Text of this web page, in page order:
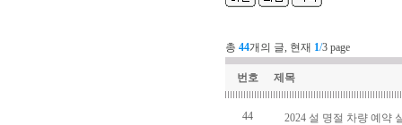
총 44개의 글, 현재 1/3 page
번호 제목
44
2024 설 명절 차량 예약